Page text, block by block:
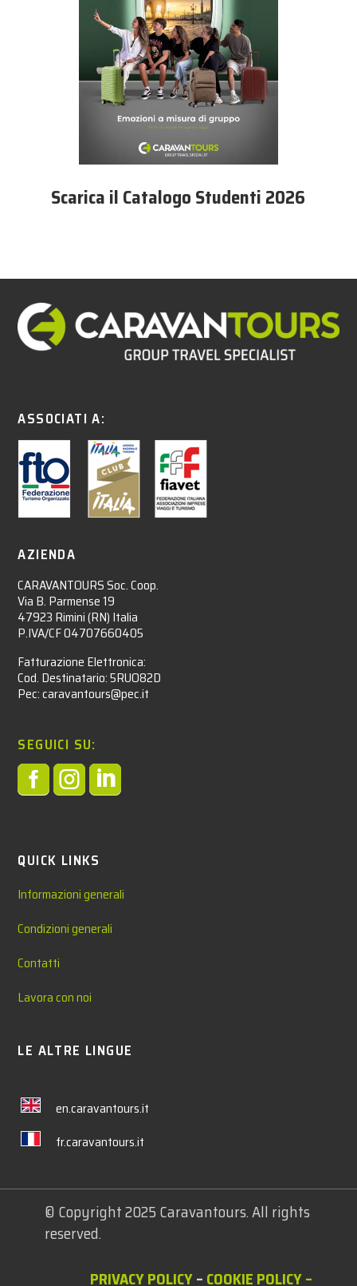
Scarica il Catalogo Studenti 2026
ASSOCIATI A:
AZIENDA
CARAVANTOURS Soc. Coop.
Via B. Parmense 19
47923 Rimini (RN) Italia
P.IVA/CF 04707660405
Fatturazione Elettronica:
Cod. Destinatario: 5RUO82D
Pec: caravantours@pec.it
SEGUICI SU:

QUICK LINKS
Informazioni generali
Condizioni generali
Contatti
Lavora con noi
LE ALTRE LINGUE
en.caravantours.it
fr.caravantours.it
© Copyright 2025 Caravantours. All rights
reserved.
PRIVACY POLICY– COOKIE POLICY–